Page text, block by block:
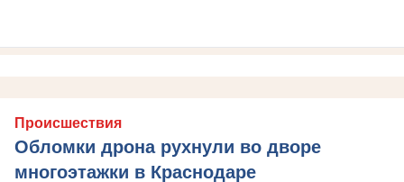
Происшествия
Обломки дрона рухнули во дворе
многоэтажки в Краснодаре